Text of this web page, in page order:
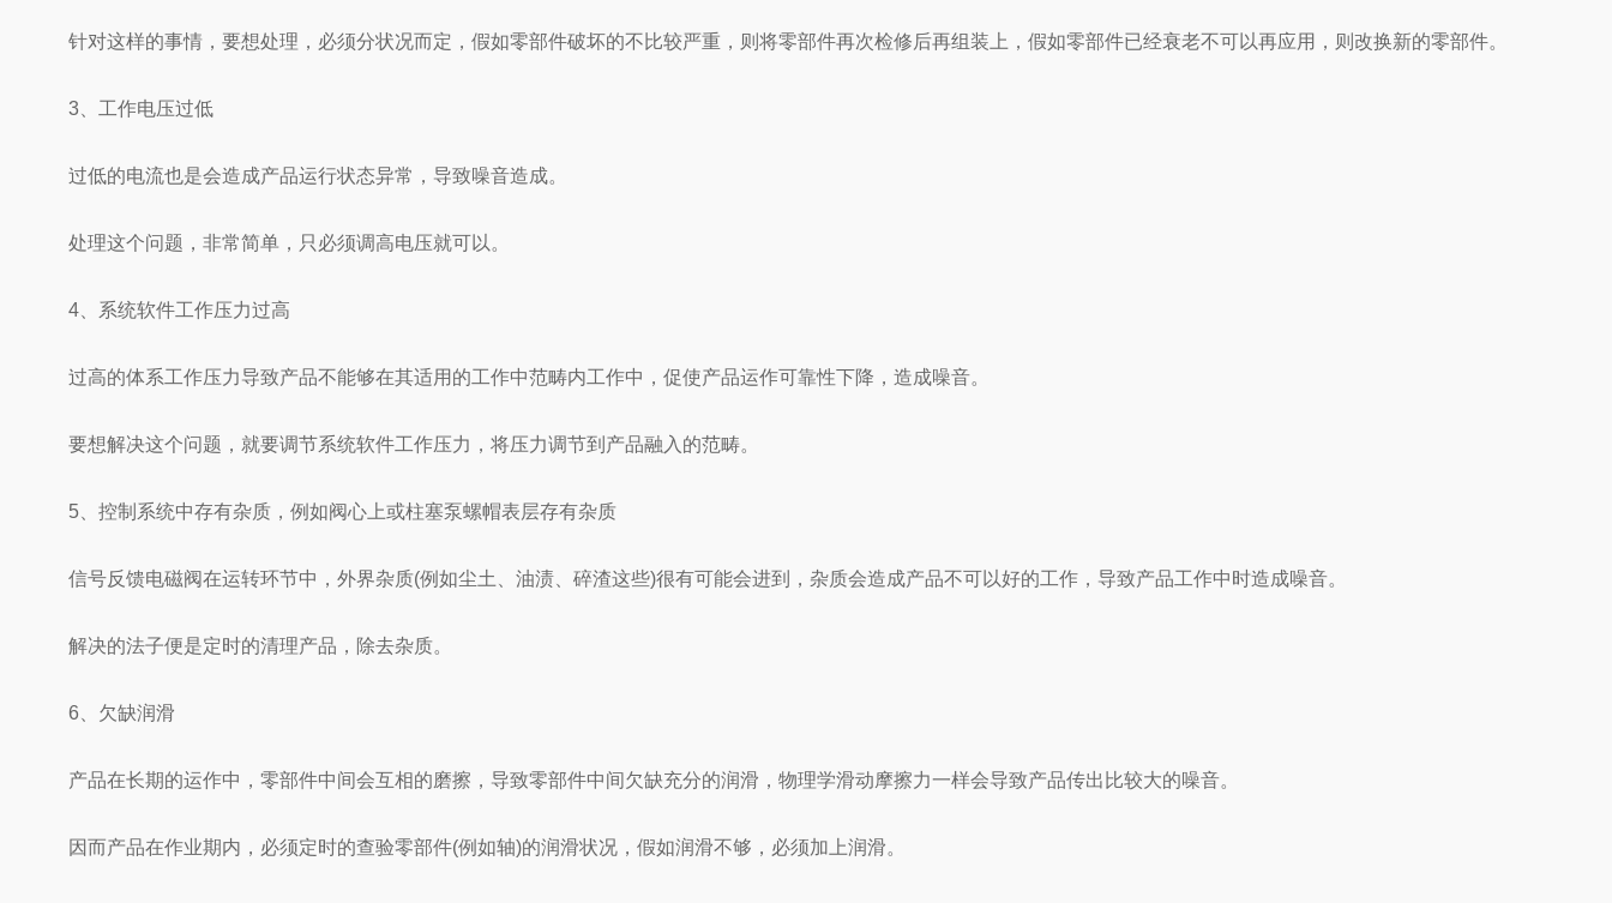
针对这样的事情，要想处理，必须分状况而定，假如零部件破坏的不比较严重，则将零部件再次检修后再组装上，假如零部件已经衰老不可以再应用，则改换新的零部件。
3、工作电压过低
过低的电流也是会造成产品运行状态异常，导致噪音造成。
处理这个问题，非常简单，只必须调高电压就可以。
4、系统软件工作压力过高
过高的体系工作压力导致产品不能够在其适用的工作中范畴内工作中，促使产品运作可靠性下降，造成噪音。
要想解决这个问题，就要调节系统软件工作压力，将压力调节到产品融入的范畴。
5、控制系统中存有杂质，例如阀心上或柱塞泵螺帽表层存有杂质
信号反馈电磁阀在运转环节中，外界杂质(例如尘土、油渍、碎渣这些)很有可能会进到，杂质会造成产品不可以好的工作，导致产品工作中时造成噪音。
解决的法子便是定时的清理产品，除去杂质。
6、欠缺润滑
产品在长期的运作中，零部件中间会互相的磨擦，导致零部件中间欠缺充分的润滑，物理学滑动摩擦力一样会导致产品传出比较大的噪音。
因而产品在作业期内，必须定时的查验零部件(例如轴)的润滑状况，假如润滑不够，必须加上润滑。